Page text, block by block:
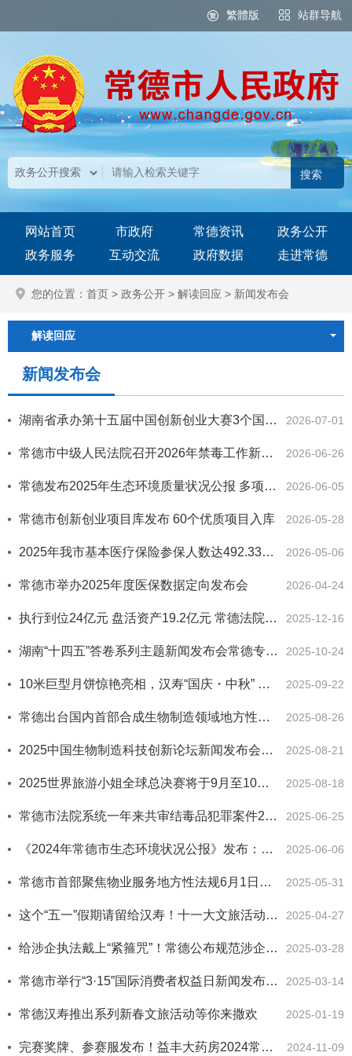
繁體版 站群导航
网站首页 市政府 常德资讯
政务公开
政务服务
互动交流 政府数据 走进常德
您的位置： 首页 > 政务公开 > 解读回应 > 新闻发布会
解读回应
新闻发布会
湖南省承办第十五届中国创新创业大赛3个国家级专业赛 合成生物与生物制造专业赛由常德市联合主办 2026-07-01
常德市中级人民法院召开2026年禁毒工作新闻发布会 2026-06-26
常德发布2025年生态环境质量状况公报 多项指标创佳绩 2026-06-05
常德市创新创业项目库发布 60个优质项目入库 2026-05-28
2025年我市基本医疗保险参保人数达492.33万人 2026-05-06
常德市举办2025年度医保数据定向发布会 2026-04-24
执行到位24亿元 盘活资产19.2亿元 常德法院亮出优化营商环境年度“成绩单” 2025-12-16
​湖南“十四五”答卷系列主题新闻发布会常德专场举行 2025-10-24
10米巨型月饼惊艳亮相，汉寿“国庆・中秋” 双节特色文旅活动重磅发布 2025-09-22
常德出台国内首部合成生物制造领域地方性法规 2025-08-26
2025中国生物制造科技创新论坛新闻发布会在北京举行 2025-08-21
2025世界旅游小姐全球总决赛将于9月至10月在常德举办 2025-08-18
常德市法院系统一年来共审结毒品犯罪案件236件373人 ​10人被判十年以上刑罚 2025-06-25
《2024年常德市生态环境状况公报》发布：生态环境保护工作取得新成效 2025-06-06
常德市首部聚焦物业服务地方性法规6月1日起施行 以法治力量提升居民“家门口的幸福” 2025-05-31
这个“五一”假期请留给汉寿！十一大文旅活动等你来嗨 2025-04-27
给涉企执法戴上“紧箍咒”！常德公布规范涉企行政执法“十项措施” 2025-03-28
常德市举行“3·15”国际消费者权益日新闻发布会 2024年为消费者挽回经济损失525.95万元 2025-03-14
常德汉寿推出系列新春文旅活动等你来撒欢 2025-01-19
完赛奖牌、参赛服发布！益丰大药房2024常德柳叶湖马拉松亮点提前看 2024-11-09